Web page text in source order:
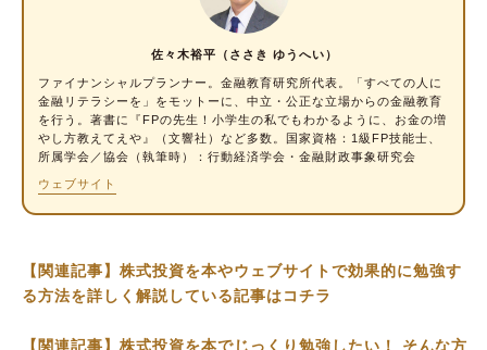
佐々木裕平（ささき ゆうへい）
ファイナンシャルプランナー
。金融教育研究所代表。「すべての人に
金融リテラシーを」をモットーに、中立・公正な立場からの金融教育
を行う。著書に『FPの先生！小学生の私でもわかるように、お金の増
やし方教えてえや』（文響社）など多数。国家資格：1級FP技能士、
所属学会／協会（執筆時）：行動経済学会・金融財政事象研究会
ウェブサイト
【関連記事】株式投資を本やウェブサイトで効果的に勉強す
る方法を詳しく解説している記事はコチラ
【関連記事】株式投資を本でじっくり勉強したい！ そんな方